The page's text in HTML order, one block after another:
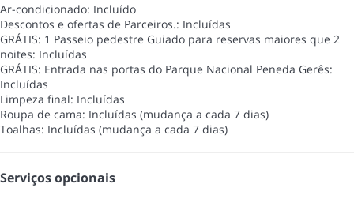
Ar-condicionado: Incluído
Descontos e ofertas de Parceiros.: Incluídas
GRÁTIS: 1 Passeio pedestre Guiado para reservas maiores que 2
noites: Incluídas
GRÁTIS: Entrada nas portas do Parque Nacional Peneda Gerês:
Incluídas
Limpeza final: Incluídas
Roupa de cama: Incluídas (mudança a cada 7 dias)
Toalhas: Incluídas (mudança a cada 7 dias)
Serviços opcionais